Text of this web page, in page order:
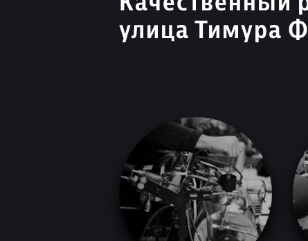
улица Тимура